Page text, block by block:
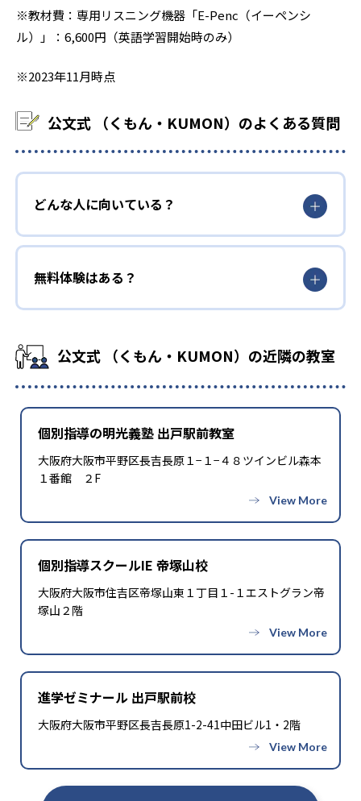
※教材費：専用リスニング機器「E-Penc（イーペンシ
ル）」：6,600円（英語学習開始時のみ）
※2023年11月時点
公文式 （くもん・KUMON）のよくある質問
どんな人に向いている？
無料体験はある？
公文式 （くもん・KUMON）の近隣の教室
個別指導の明光義塾 出戸駅前教室
大阪府大阪市平野区長吉長原１−１−４８ツインビル森本
１番館 ２F
個別指導スクールIE 帝塚山校
大阪府大阪市住吉区帝塚山東１丁目１-１エストグラン帝
塚山２階
進学ゼミナール 出戸駅前校
大阪府大阪市平野区長吉長原1-2-41中田ビル1・2階